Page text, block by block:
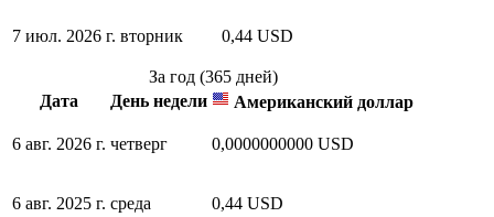
7 июл. 2026 г. вторник 0,44 USD
За год (365 дней)
Дата
День недели Американский доллар
6 авг. 2026 г. четверг 0,0000000000 USD
6 авг. 2025 г. среда 0,44 USD